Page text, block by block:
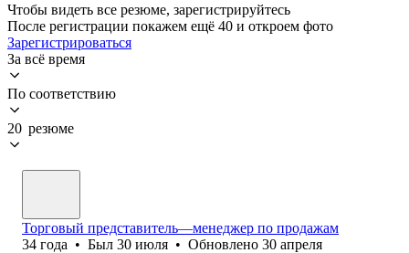
Чтобы видеть все резюме, зарегистрируйтесь
После регистрации покажем ещё 40 и откроем фото
Зарегистрироваться
За всё время
По соответствию
20 резюме
Торговый представитель—менеджер по продажам
34 года • Был 30 июля • Обновлено 30 апреля